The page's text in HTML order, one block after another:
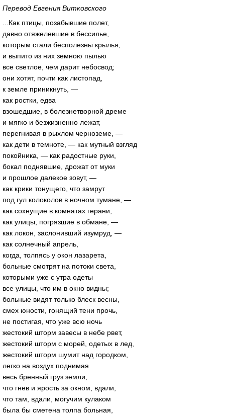
Перевод Евгения Витковского
...Как птицы, позабывшие полет,
давно отяжелевшие в бессилье,
которым стали бесполезны крылья,
и выпито из них земною пылью
все светлое, чем дарит небосвод;
они хотят, почти как листопад,
к земле приникнуть, —
как ростки, едва
взошедшие, в болезнетворной дреме
и мягко и безжизненно лежат,
перегнивая в рыхлом черноземе, —
как дети в темноте, — как мутный взгляд
покойника, — как радостные руки,
бокал поднявшие, дрожат от муки
и прошлое далекое зовут, —
как крики тонущего, что замрут
под гул колоколов в ночном тумане, —
как сохнущие в комнатах герани,
как улицы, погрязшие в обмане, —
как локон, заслонивший изумруд, —
как солнечный апрель,
когда, толпясь у окон лазарета,
больные смотрят на потоки света,
которыми уже с утра одеты
все улицы, что им в окно видны;
больные видят только блеск весны,
смех юности, гонящий тени прочь,
не постигая, что уже всю ночь
жестокий шторм завесы в небе рвет,
жестокий шторм с морей, одетых в лед,
жестокий шторм шумит над городком,
легко на воздух поднимая
весь бренный груз земли,
что гнев и ярость за окном, вдали,
что там, вдали, могучим кулаком
была бы сметена толпа больная,